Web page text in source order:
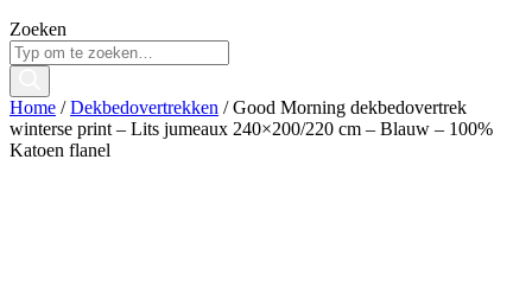
Zoeken
Home /Dekbedovertrekken / Good Morning dekbedovertrek
winterse print – Lits jumeaux 240×200/220 cm – Blauw – 100%
Katoen flanel